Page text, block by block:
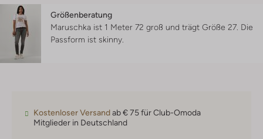
Größenberatung
Maruschka ist 1 Meter 72 groß und trägt Größe 27. Die
Passform ist skinny
Kostenloser Versandab € 75 für Club-Omoda
Mitglieder in Deutschland